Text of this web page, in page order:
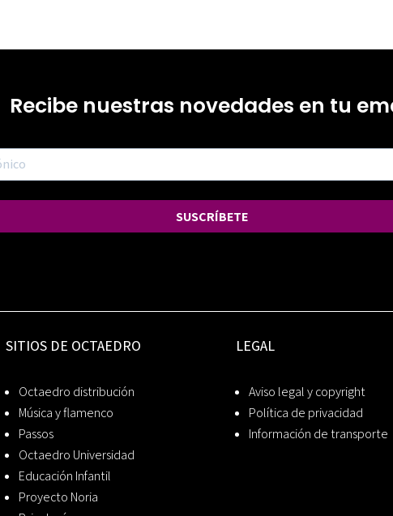
Recibe nuestras novedades en tu
SUSCRÍBETE
SITIOS DE OCTAEDRO
Octaedro distribución
Música y flamenco
Passos
Octaedro Universidad
Educación Infantil
Proyecto Noria
LEGAL
Aviso legal y copyright
Política de privacidad
Información de transporte